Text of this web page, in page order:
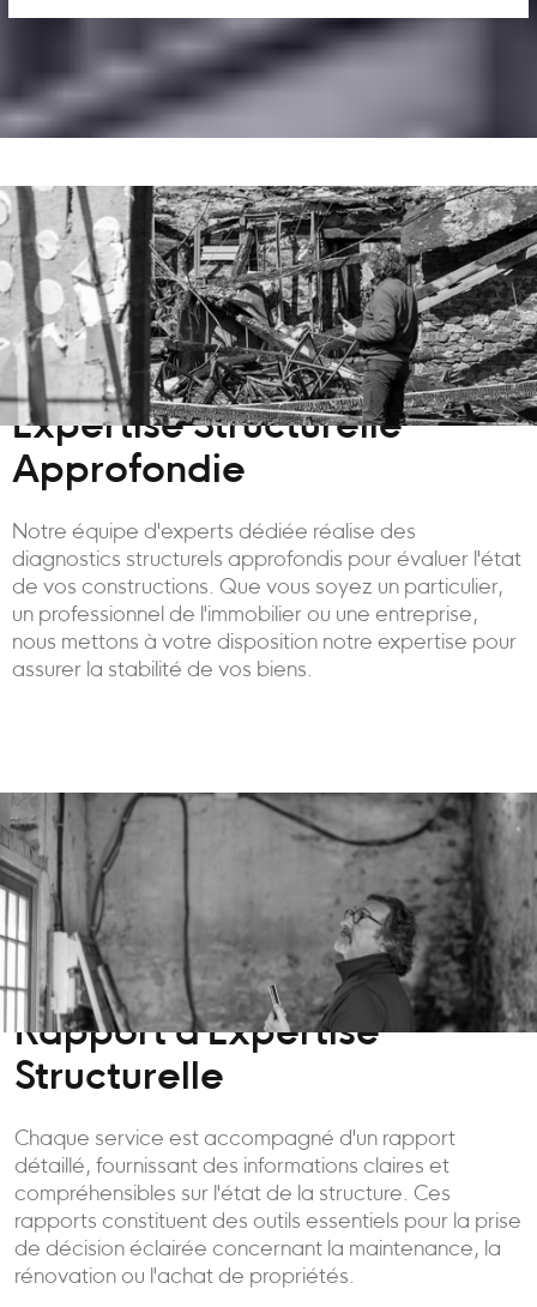
Expertise Structurelle
Approfondie
Notre équipe d'experts dédiée réalise des
diagnostics structurels approfondis pour évaluer l'état
de vos constructions. Que vous soyez un particulier,
un professionnel de l'immobilier ou une entreprise,
nous mettons à votre disposition notre expertise pour
assurer la stabilité de vos biens.
Rapport d'Expertise
Structurelle
Chaque service est accompagné d'un rapport
détaillé, fournissant des informations claires et
compréhensibles sur l'état de la structure. Ces
rapports constituent des outils essentiels pour la prise
de décision éclairée concernant la maintenance, la
rénovation ou l'achat de propriétés.